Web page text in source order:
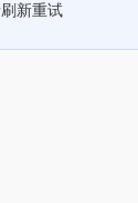
新重试